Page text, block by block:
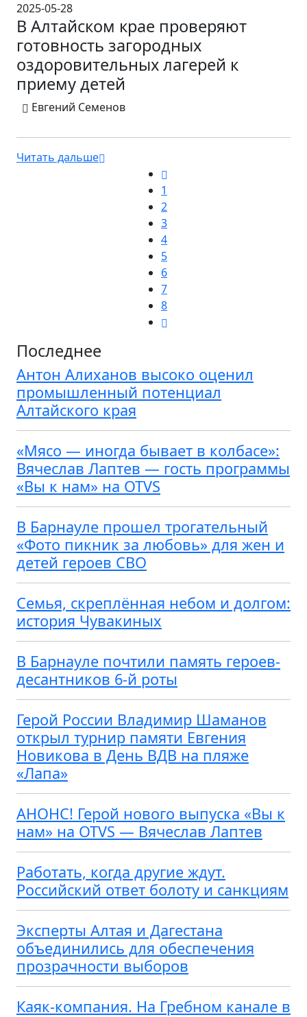
2025-05-28
В Алтайском крае проверяют
готовность загородных
оздоровительных лагерей к
приему детей
Евгений Семенов
Читать дальше
1
2
3
4
5
6
7
8
Последнее
Антон Алиханов высоко оценил
промышленный потенциал
Алтайского края
«Мясо — иногда бывает в колбасе»:
Вячеслав Лаптев — гость программы
«Вы к нам» на OTVS
В Барнауле прошел трогательный
«Фото пикник за любовь» для жен и
детей героев СВО
Семья, скреплённая небом и долгом:
история Чувакиных
В Барнауле почтили память героев-
десантников 6-й роты
Герой России Владимир Шаманов
открыл турнир памяти Евгения
Новикова в День ВДВ на пляже
«Лапа»
АНОНС! Герой нового выпуска «Вы к
нам» на OTVS — Вячеслав Лаптев
Работать, когда другие ждут.
Российский ответ болоту и санкциям
Эксперты Алтая и Дагестана
объединились для обеспечения
прозрачности выборов
Каяк-компания. На Гребном канале в